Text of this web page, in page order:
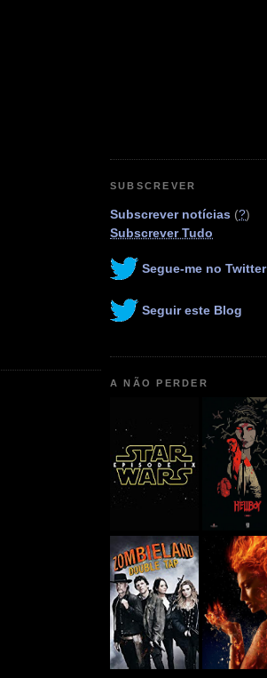
SUBSCREVER
Subscrever notícias (?)
Subscrever Tudo
Segue-me no Twitter
Seguir este Blog
A NÃO PERDER